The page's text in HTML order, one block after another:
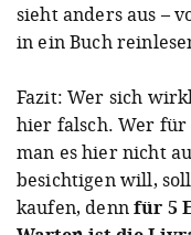
sieht anders aus –
in ein Buch
Fazit: Wer sich
hier falsch. Wer für
man es hier nicht
besichtigen will,
kaufen, dennfür 5